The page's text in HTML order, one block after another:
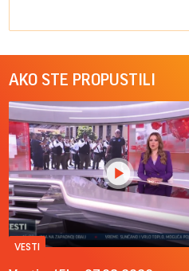
AKO STE PROPUSTILI
VESTI